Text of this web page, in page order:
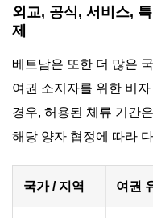
외교, 공식, 서비스,
제
베트남은 또한 더 많은
여권 소지자를 위한 비
경우, 허용된 체류 기간
해당 양자 협정에 따라
국가 / 지역 여권